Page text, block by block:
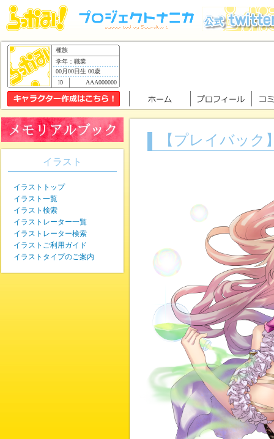
種族
学年：職業
00月00日生 00歳
AAA000000
【プレイバッ
イラスト
イラストトップ
イラスト一覧
イラスト検索
イラストレーター一覧
イラストレーター検索
イラストご利用ガイド
イラストタイプのご案内